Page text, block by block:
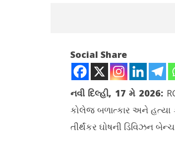
NOW VIEWING
Social Share
નવી દિલ્હી, 17 મે 2026:
કોલેજ બળાત્કાર અને હત્યા
તીર્થંકર ઘોષની ડિવિઝન